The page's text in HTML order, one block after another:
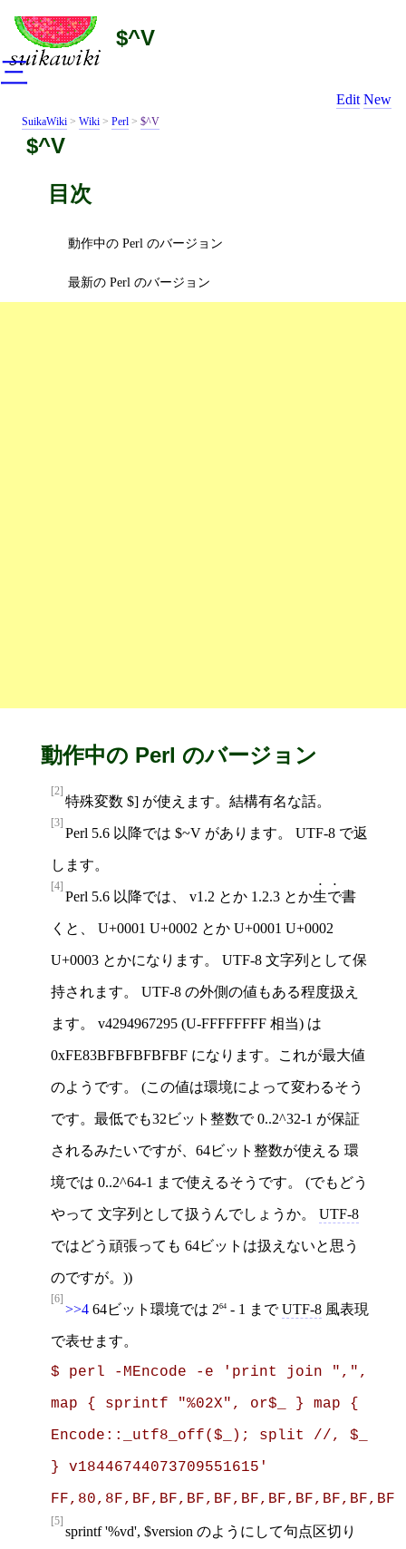
$^V
Edit New
SuikaWiki > Wiki > Perl > $^V
$^V
目次
動作中の Perl のバージョン
最新の Perl のバージョン
動作中の Perl のバージョン
[2]
特殊変数 $] が使えます。結構有名な話。
[3]
Perl 5.6 以降では $~V があります。 UTF-8 で返
します。
[4]
Perl 5.6 以降では、 v1.2 とか 1.2.3 とか生で書
くと、 U+0001 U+0002 とか U+0001 U+0002
U+0003 とかになります。 UTF-8 文字列として保
持されます。 UTF-8 の外側の値もある程度扱え
ます。 v4294967295 (U-FFFFFFFF 相当) は
0xFE83BFBFBFBFBF になります。これが最大値
のようです。 (この値は環境によって変わるそう
です。最低でも32ビット整数で 0..2^32-1 が保証
されるみたいですが、64ビット整数が使える 環
境では 0..2^64-1 まで使えるそうです。 (でもどう
やって 文字列として扱うんでしょうか。 UTF-8
ではどう頑張っても 64ビットは扱えないと思う
のですが。))
[6]
>>4 64ビット環境では 264 - 1 までUTF-8 風表現
で表せます。
$ perl -MEncode -e 'print join ",",
map { sprintf "%02X", or$_ } map {
Encode::_utf8_off($_); split //, $_
} v18446744073709551615'
FF,80,8F,BF,BF,BF,BF,BF,BF,BF,BF,BF,BF
[5]
sprintf '%vd', $version のようにして句点区切り
三